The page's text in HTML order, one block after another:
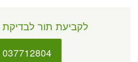
לקביעת תור
037712804